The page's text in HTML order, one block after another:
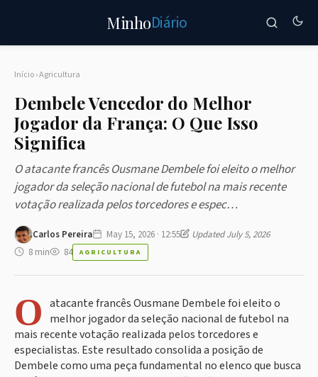
MinhoDiário
Início›Agricultura
Dembele Vencedor do Melhor
Jogador da França: O Que Isso
Significa
O atacante francês Ousmane Dembele foi eleito o melhor
jogador da seleção nacional de futebol na mais recente
votação realizada pelos torcedores e espec…
Carlos Pereira May 15, 2026 · 12:55
Updated July 5, 2026
8 min
84 AGRICULTURA
O atacante francês Ousmane Dembele foi eleito o
melhor jogador da seleção nacional de futebol na
mais recente votação realizada pelos torcedores e
especialistas. Este resultado consolida a posição de
Dembele como uma peça fundamental no elenco que busca